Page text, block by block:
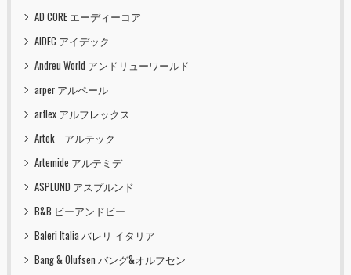
AD CORE エーディーコア
AIDEC アイデック
Andreu World アンドリューワールド
arper アルペール
arflex アルフレックス
Artek アルテック
Artemide アルテミデ
ASPLUND アスプルンド
B&B ビーアンドビー
Baleri Italia バレリ イタリア
Bang & Olufsen バング&オルフセン